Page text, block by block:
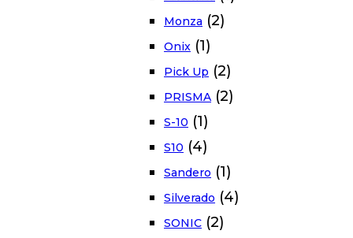
Monza (2)
Onix (1)
Pick Up (2)
PRISMA (2)
S-10 (1)
S10 (4)
Sandero (1)
Silverado (4)
SONIC (2)